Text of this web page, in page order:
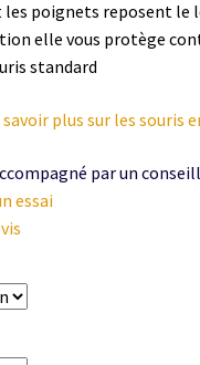
les poignets reposent le
elle vous protège
standard
savoir plus sur les souris
par un
essai